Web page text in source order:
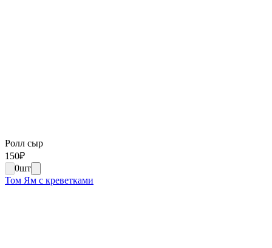
Ролл сыр
150₽
0шт
Том Ям с креветками